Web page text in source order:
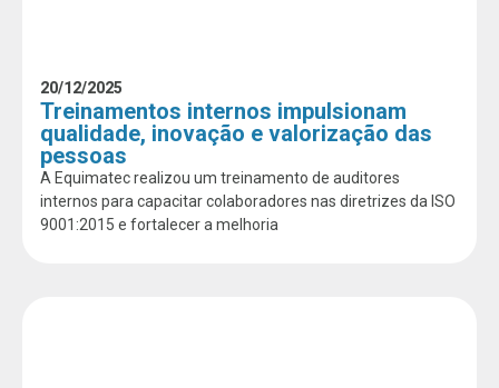
20/12/2025
Treinamentos internos impulsionam
qualidade, inovação e valorização das
pessoas
A Equimatec realizou um treinamento de auditores
internos para capacitar colaboradores nas diretrizes da ISO
9001:2015 e fortalecer a melhoria